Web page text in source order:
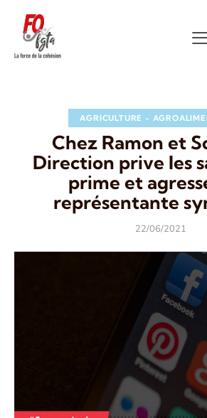
AGRICULTURE -
Chez Ramon et
Direction prive les
prime et
représentante
22/06/2021